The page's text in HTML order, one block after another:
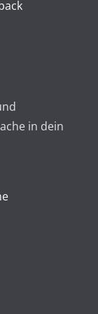
in dein